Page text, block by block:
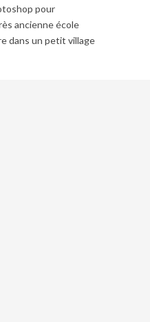
pour
ancienne école
dans un petit village